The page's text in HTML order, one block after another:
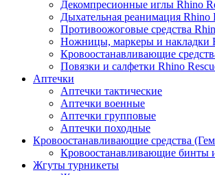
Декомпресионные иглы Rhino
Дыхательная реанимация Rhino
Противоожоговые средства
Ножницы, маркеры и накладки
Кровоостанавливающие
Повязки и салфетки Rhino
Аптечки
Аптечки тактические
Аптечки военные
Аптечки групповые
Аптечки походные
Кровоостанавливающие средства
Кровоостанавливающие бинты
Жгуты турникеты